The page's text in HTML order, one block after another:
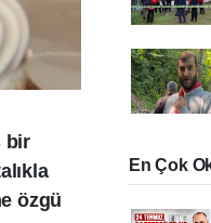
bir
özgü
En Çok